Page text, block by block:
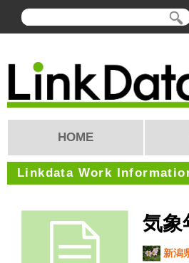
HOME
Linkdata Work
気象
新潟